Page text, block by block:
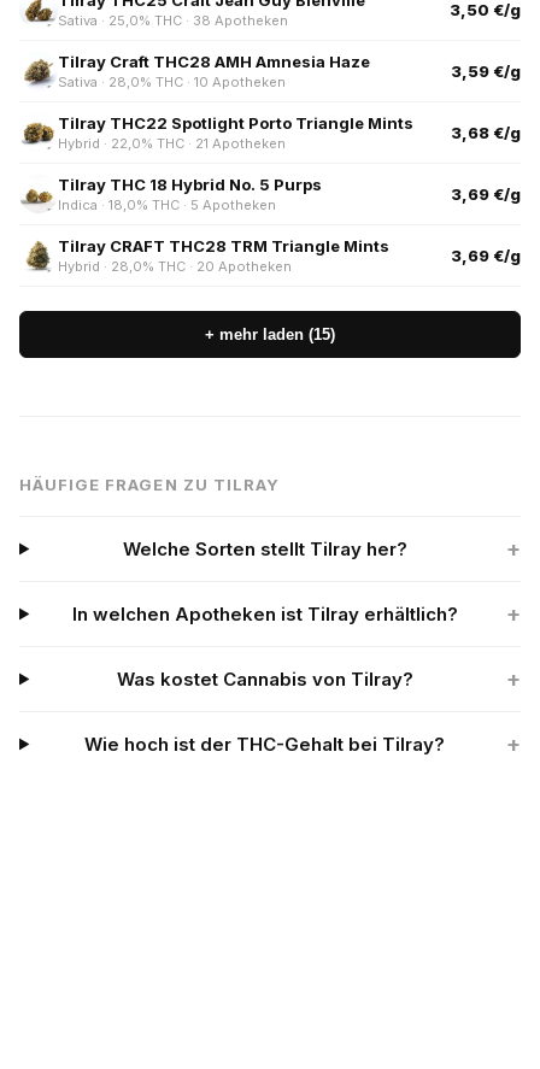
Sativa · 25,0% THC · 38 Apotheken
3,50 €/g
Tilray Craft THC28 AMH Amnesia Haze
Sativa · 28,0% THC · 10 Apotheken
3,59 €/g
Tilray THC22 Spotlight Porto Triangle Mints
Hybrid · 22,0% THC · 21 Apotheken
3,68 €/g
Tilray THC 18 Hybrid No. 5 Purps
Indica · 18,0% THC · 5 Apotheken
3,69 €/g
Tilray CRAFT THC28 TRM Triangle Mints
Hybrid · 28,0% THC · 20 Apotheken
3,69 €/g
+ mehr laden (15)
HÄUFIGE FRAGEN ZU TILRAY
Welche Sorten stellt Tilray her? +
In welchen Apotheken ist Tilray erhältlich? +
Was kostet Cannabis von Tilray? +
Wie hoch ist der THC-Gehalt bei Tilray? +